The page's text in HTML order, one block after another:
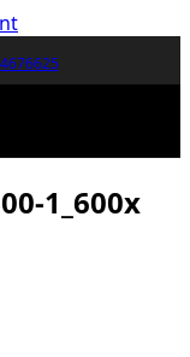
1_600x